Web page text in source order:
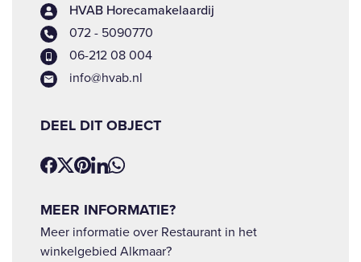
HVAB Horecamakelaardij
072 - 5090770
06-212 08 004
info@hvab.nl
DEEL DIT OBJECT
MEER INFORMATIE?
Meer informatie over Restaurant in het
winkelgebied Alkmaar?